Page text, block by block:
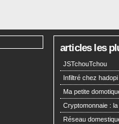
articles les
JSTchouTchou
Infiltré chez hadopi
Ma petite
Cryptomonnaie :
Réseau